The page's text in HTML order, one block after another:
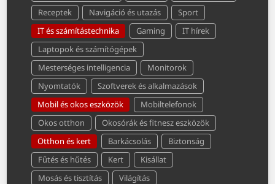
Receptek
Navigáció és utazás
Sport
IT és számítástechnika
Gaming
IT hírek
Laptopok és számítógépek
Mesterséges intelligencia
Monitorok
Nyomtatók
Szoftverek és alkalmazások
Mobil és okos eszközök
Mobiltelefonok
Okos otthon
Okosórák és fitnesz eszközök
Otthon és kert
Barkácsolás
Biztonság
Fűtés és hűtés
Kert
Kisállat
Mosás és tisztítás
Világítás